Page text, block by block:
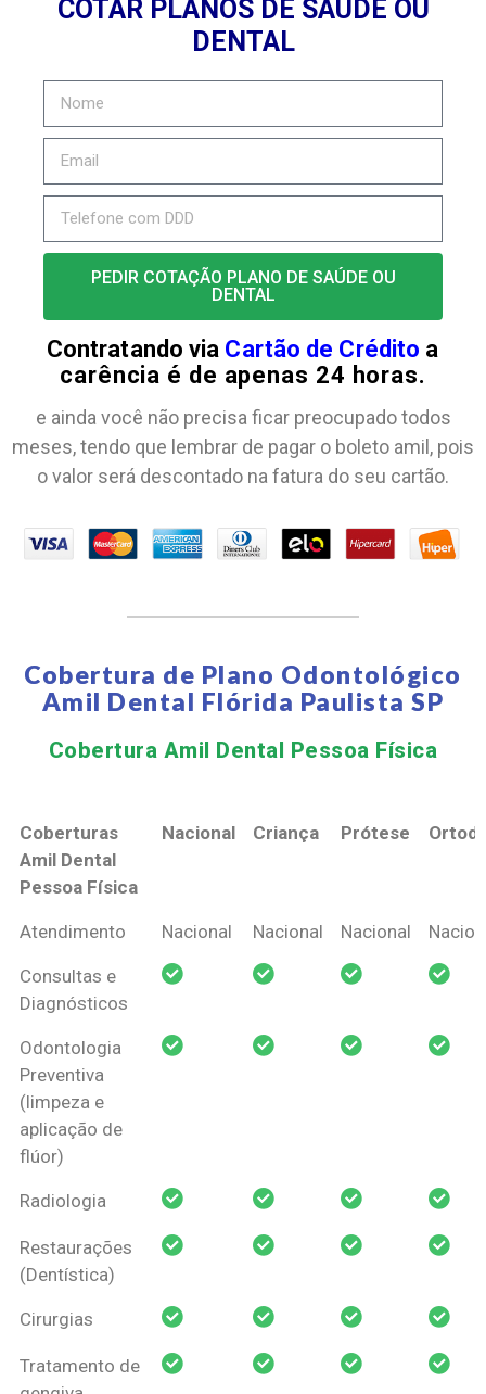
COTAR PLANOS DE SAÚDE OU
DENTAL
PEDIR COTAÇÃO PLANO DE SAÚDE OU
DENTAL
Contratando via Cartão de Crédito a
carência é de apenas 24 horas.
e ainda você não precisa ficar preocupado todos
meses, tendo que lembrar de pagar o boleto amil, pois
o valor será descontado na fatura do seu cartão.
Cobertura de Plano Odontológico
Amil Dental Flórida Paulista SP
Cobertura Amil Dental Pessoa Física​
Coberturas
Amil Dental
Pessoa Física
Nacional Criança Prótese
Coberturas
Pessoa Física
Nacional Criança Prótese
Atendimento Nacional Nacional Nacional
Consultas e
Diagnósticos
Odontologia
Preventiva
(limpeza e
aplicação de
flúor)
Radiologia
Restaurações
(Dentística)
Cirurgias
Tratamento de